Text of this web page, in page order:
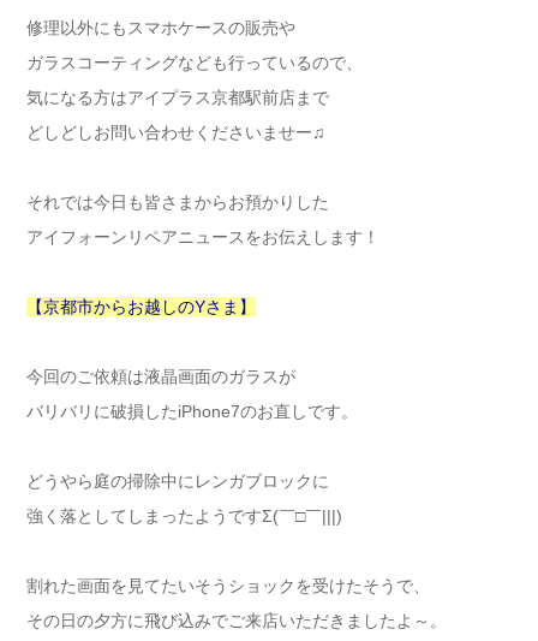
修理以外にもスマホケースの販売や
ガラスコーティングなども行っているので、
気になる方はアイプラス京都駅前店まで
どしどしお問い合わせくださいませー♫
それでは今日も皆さまからお預かりした
アイフォーンリペアニュースをお伝えします！
【京都市からお越しのYさま】
今回のご依頼は液晶画面のガラスが
バリバリに破損したiPhone7のお直しです。
どうやら庭の掃除中にレンガブロックに
強く落としてしまったようですΣ(￣□￣|||)
割れた画面を見てたいそうショックを受けたそうで、
その日の夕方に飛び込みでご来店いただきましたよ～。